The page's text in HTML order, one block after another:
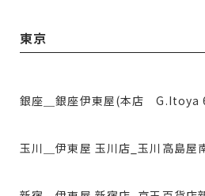
東京
銀座＿銀座伊東屋(本店 G.Itoya
玉川＿伊東屋 玉川店_玉川高島屋